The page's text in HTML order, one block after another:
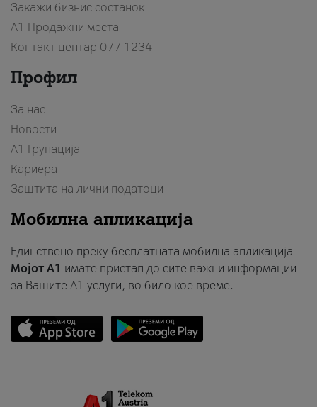
Закажи бизнис состанок
A1 Продажни места
Контакт центар 077 1234
Профил
За нас
Новости
А1 Групација
Кариера
Заштита на лични податоци
Мобилна апликација
Единствено преку бесплатната мобилна апликација
Мојот A1 имате пристап до сите важни информации
за Вашите A1 услуги, во било кое време.